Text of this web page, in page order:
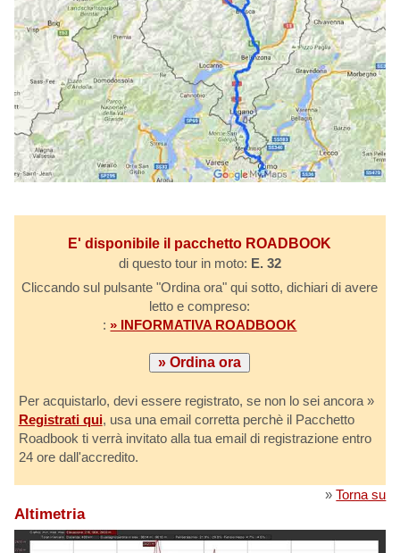
E' disponibile il pacchetto ROADBOOK
di questo tour in moto: E. 32
Cliccando sul pulsante "Ordina ora" qui sotto, dichiari di avere
letto e compreso:
:» INFORMATIVA ROADBOOK
Per acquistarlo, devi essere registrato, se non lo sei ancora »
Registrati qui, usa una email corretta perchè il Pacchetto
Roadbook ti verrà invitato alla tua email di registrazione entro
24 ore dall'accredito.
»Torna su
Altimetria